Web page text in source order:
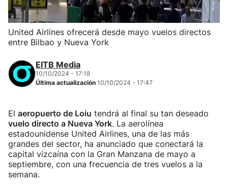
United Airlines ofrecerá desde mayo vuelos directos
entre Bilbao y Nueva York
EITB Media
10/10/2024 - 17:18
Última actualización 10/10/2024 - 17:47
El aeropuerto de Loiu tendrá al final su tan deseado
vuelo directo a Nueva York. La aerolínea
estadounidense United Airlines, una de las más
grandes del sector, ha anunciado que conectará la
capital vizcaína con la Gran Manzana de mayo a
septiembre, con una frecuencia de tres vuelos a la
semana.